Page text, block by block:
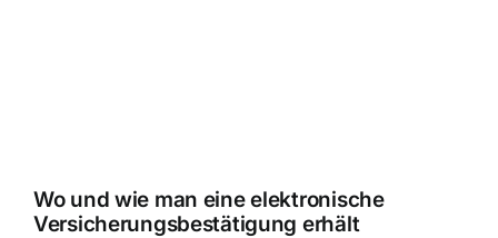
Wo und wie man eine elektronische
Versicherungsbestätigung erhält